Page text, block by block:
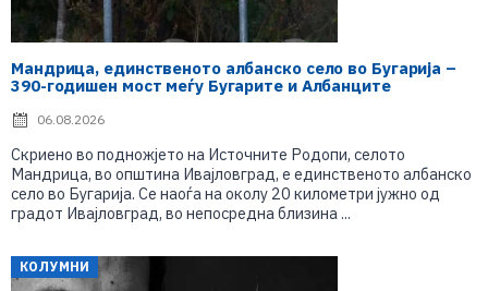
Мандрица, единственото албанско село во Бугарија –
390-годишен мост меѓу Бугарите и Албанците
06.08.2026
Скриено во подножјето на Источните Родопи, селото
Мандрица, во општина Ивајловград, е единственото албанско
село во Бугарија. Се наоѓа на околу 20 километри јужно од
градот Ивајловград, во непосредна близина ...
КОЛУМНИ